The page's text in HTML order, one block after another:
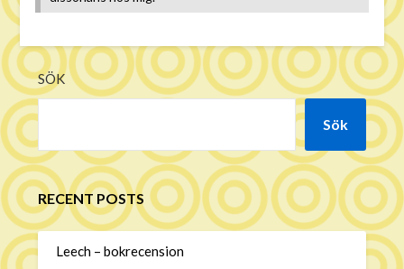
SÖK
Sök
RECENT POSTS
Leech – bokrecension